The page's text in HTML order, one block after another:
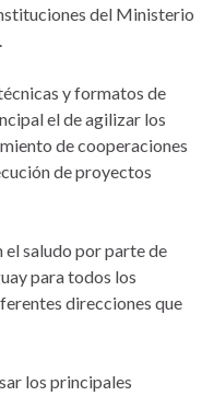
del Ministerio
y formatos de
el de agilizar los
de cooperaciones
de proyectos
saludo por parte de
para todos los
direcciones que
los principales